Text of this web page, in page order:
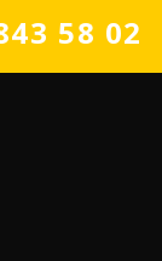
58 02